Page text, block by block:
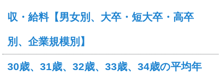
収・給料【男女別、大卒・短大卒・高卒
別、企業規模別】
30歳、31歳、32歳、33歳、34歳の平均年